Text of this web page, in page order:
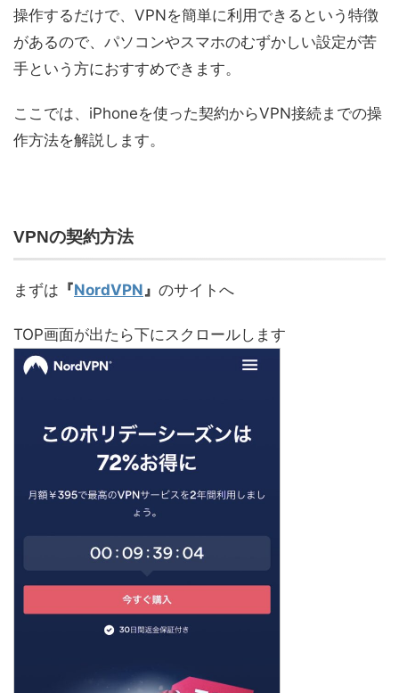
操作するだけで、VPNを簡単に利用できるという特徴
があるので、パソコンやスマホのむずかしい設定が苦
手という方におすすめできます。
ここでは、iPhoneを使った契約からVPN接続までの操
作方法を解説します。
VPNの契約方法
まずは 『NordVPN 』 のサイトへ
TOP画面が出たら下にスクロールします